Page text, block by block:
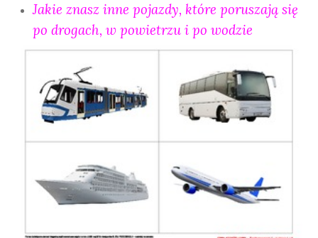
Jakie znasz inne pojazdy, które poruszają się
po drogach, w powietrzu i po wodzie